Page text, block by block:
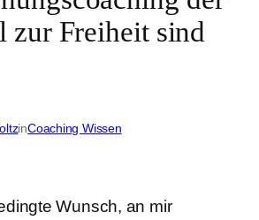
zur Freiheit sind
inCoaching Wissen
Wunsch, an mir